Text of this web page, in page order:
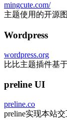
mingcute.com/
主题使用的开源
Wordpress
wordpress.org
比比主题插件基
preline UI
preline.co
preline实现本站